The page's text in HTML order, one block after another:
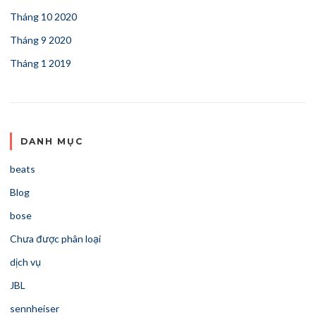
Tháng 10 2020
Tháng 9 2020
Tháng 1 2019
DANH MỤC
beats
Blog
bose
Chưa được phân loại
dịch vụ
JBL
sennheiser